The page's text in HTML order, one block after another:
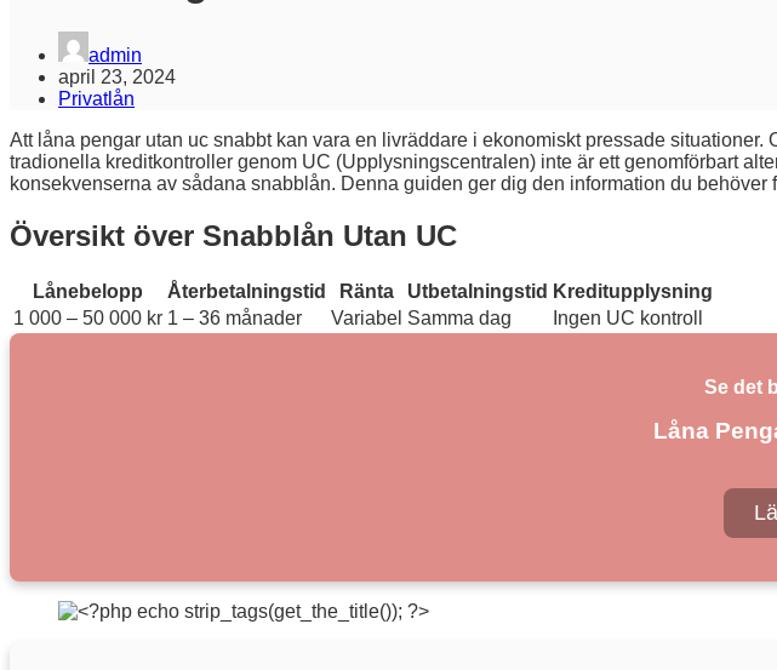
admin
april 23, 2024
Privatlån
Att låna pengar utan uc snabbt kan vara en livräddare i ekonomiskt pressade
tradionella kreditkontroller genom UC (Upplysningscentralen) inte är ett genomförbart
konsekvenserna av sådana snabblån. Denna guiden ger dig den information du
Översikt över Snabblån Utan UC
Lånebelopp Återbetalningstid Ränta Utbetalningstid Kreditupplysning
1 000 – 50 000 kr 1 – 36 månader Variabel Samma dag Ingen UC kontroll
Se det
Låna